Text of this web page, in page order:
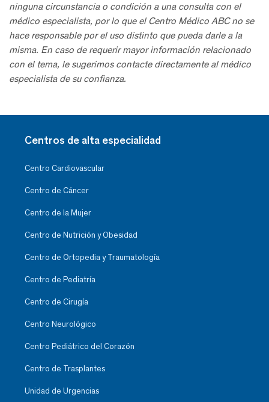
ninguna circunstancia o condición a una consulta con el
médico especialista, por lo que el Centro Médico ABC no se
hace responsable por el uso distinto que pueda darle a la
misma. En caso de requerir mayor información relacionado
con el tema, le sugerimos contacte directamente al médico
especialista de su confianza.
Centros de alta especialidad
Centro Cardiovascular
Centro de Cáncer
Centro de la Mujer
Centro de Nutrición y Obesidad
Centro de Ortopedia y Traumatología
Centro de Pediatría
Centro de Cirugía
Centro Neurológico
Centro Pediátrico del Corazón
Centro de Trasplantes
Unidad de Urgencias